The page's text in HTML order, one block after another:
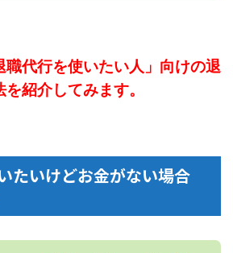
職代行を使いたい人」向けの退
紹介してみます。
たいけどお金がない場合